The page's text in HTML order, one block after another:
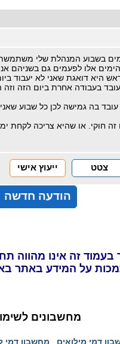
בשבוע המנהלת שלי
אלו לפעמים גם בשניהם
היא דואגת שאני לא יעבוד
בעבודה אחרת ביום הזה וזה
בה גמישה לכן כל שבוע
חוקי. או שהיא צריכה לקחת
צטט ייעוץ אישי
הודעה חדשה
בעמוד זה אינו מהווה
על המידע באתר
מחשבונים
דמי מילואים מחשבון דמי